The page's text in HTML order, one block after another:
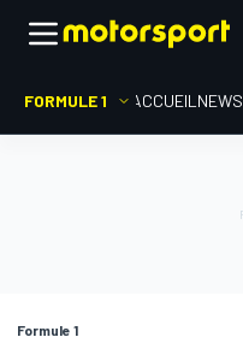
FORMULE 1 ACCUEIL NEWS
Formule 1